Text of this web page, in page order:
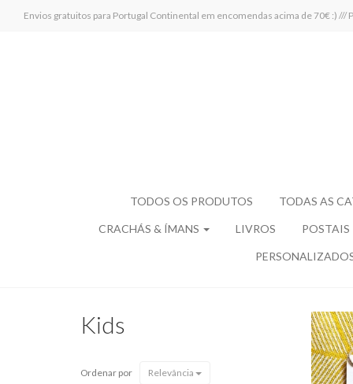
Envios gratuitos para Portugal Continental em encomendas acima de 70€ :) ///
TODOS OS PRODUTOS TODAS AS
CRACHÁS & ÍMANS LIVROS POSTAIS
Kids
Ordenar por Relevância